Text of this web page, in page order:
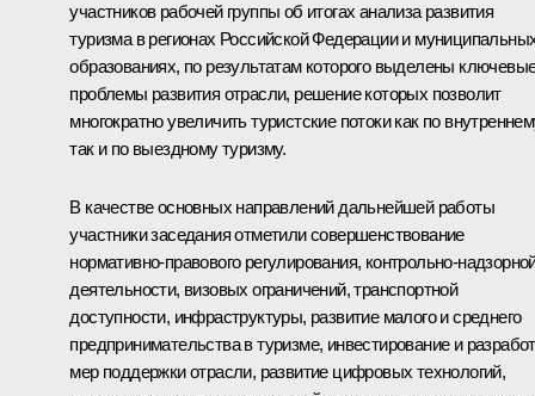
участников рабочей группы об итогах анализа развития
туризма в регионах Российской Федерации и
образованиях, по результатам которого выделены
проблемы развития отрасли, решение которых позволит
многократно увеличить туристские потоки как по
так и по выездному туризму.
В качестве основных направлений дальнейшей работы
участники заседания отметили совершенствование
нормативно-правового регулирования, контрольно-
деятельности, визовых ограничений, транспортной
доступности, инфраструктуры, развитие малого и среднего
предпринимательства в туризме, инвестирование и
мер поддержки отрасли, развитие цифровых технологий,